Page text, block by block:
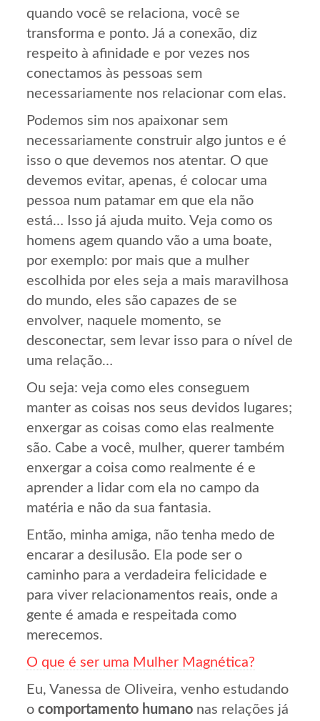
quando você se relaciona, você se
transforma e ponto. Já a conexão, diz
respeito à afinidade e por vezes nos
conectamos às pessoas sem
necessariamente nos relacionar com elas.
Podemos sim nos apaixonar sem
necessariamente construir algo juntos e é
isso o que devemos nos atentar. O que
devemos evitar, apenas, é colocar uma
pessoa num patamar em que ela não
está… Isso já ajuda muito. Veja como os
homens agem quando vão a uma boate,
por exemplo: por mais que a mulher
escolhida por eles seja a mais maravilhosa
do mundo, eles são capazes de se
envolver, naquele momento, se
desconectar, sem levar isso para o nível de
uma relação…
Ou seja: veja como eles conseguem
manter as coisas nos seus devidos lugares;
enxergar as coisas como elas realmente
são. Cabe a você, mulher, querer também
enxergar a coisa como realmente é e
aprender a lidar com ela no campo da
matéria e não da sua fantasia.
Então, minha amiga, não tenha medo de
encarar a desilusão. Ela pode ser o
caminho para a verdadeira felicidade e
para viver relacionamentos reais, onde a
gente é amada e respeitada como
merecemos.
O que é ser uma Mulher Magnética?
Eu, Vanessa de Oliveira, venho estudando
ocomportamento humano nas relações já